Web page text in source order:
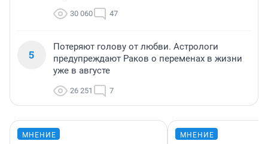
30 060 47
5
Потеряют голову от любви. Астрологи
предупреждают Раков о переменах в жизни
уже в августе
26 251 7
МНЕНИЕ МНЕНИЕ